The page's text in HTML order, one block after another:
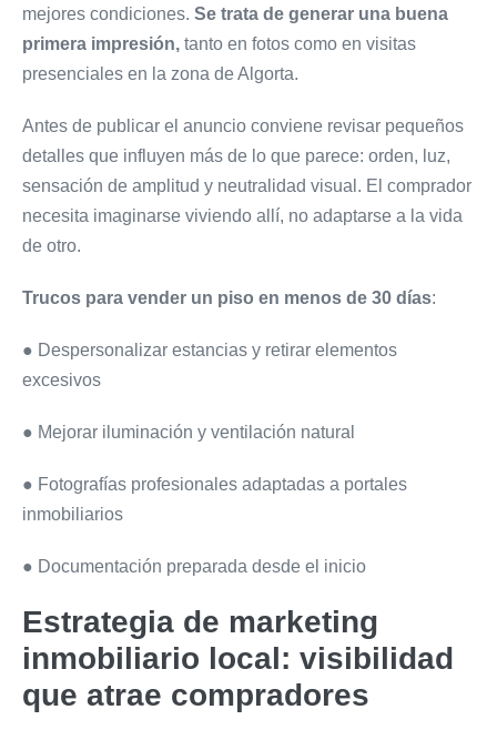
mejores condiciones. Se trata de generar una buena
primera impresión, tanto en fotos como en visitas
presenciales en la zona de Algorta.
Antes de publicar el anuncio conviene revisar pequeños
detalles que influyen más de lo que parece: orden, luz,
sensación de amplitud y neutralidad visual. El comprador
necesita imaginarse viviendo allí, no adaptarse a la vida
de otro.
Trucos para vender un piso en menos de 30 días:
● Despersonalizar estancias y retirar elementos
excesivos
● Mejorar iluminación y ventilación natural
● Fotografías profesionales adaptadas a portales
inmobiliarios
● Documentación preparada desde el inicio
Estrategia de marketing
inmobiliario local: visibilidad
que atrae compradores